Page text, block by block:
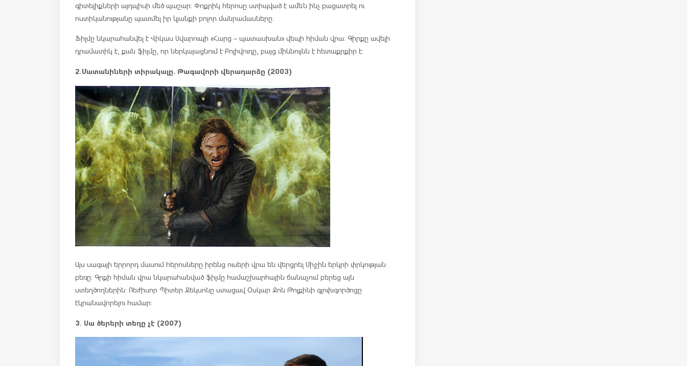
գիտելիքների այդպիսի մեծ պաշար: Փոքրիկ հերոսը ստիպված է ամեն ինչ բացատրել ու
ոստիկանությանը պատմել իր կյանքի բոլոր մանրամասները:
Ֆիլմը նկարահանվել է Վիկաս Սվարուպի «Հարց – պատասխան» վեպի հիման վրա: Գիրքը ավելի
դրամատիկ է, քան ֆիլմը, որ ներկայացնում է Բոլիվուդը, բայց միևնույնն է հետաքրքիր է:
2.Մատանիների տիրակալը. Թագավորի վերադարձը (2003)
Այս սագայի երրորդ մասում հերոսները իրենց ուսերի վրա են վերցրել Միջին երկրի փրկության
բեռը: Գրքի հիման վրա նկարահանված ֆիլմը համաշխարհային ճանաչում բերեց այն
ստեղծողներին: Ռեժիսոր Պիտեր Ջեկսոնը ստացավ Օսկար Ջոն Թոլքինի գլուխգործոցը
էկրանավորելու համար:
3. Սա ծերերի տեղը չէ (2007)